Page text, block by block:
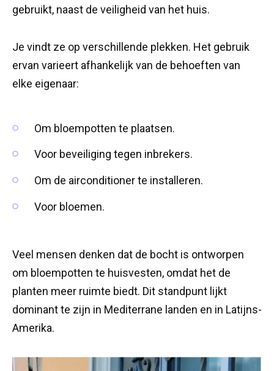
gebruikt, naast de veiligheid van het huis.
Je vindt ze op verschillende plekken. Het gebruik
ervan varieert afhankelijk van de behoeften van
elke eigenaar:
Om bloempotten te plaatsen.
Voor beveiliging tegen inbrekers.
Om de airconditioner te installeren.
Voor bloemen.
Veel mensen denken dat de bocht is ontworpen
om bloempotten te huisvesten, omdat het de
planten meer ruimte biedt. Dit standpunt lijkt
dominant te zijn in Mediterrane landen en in Latijns-
Amerika.